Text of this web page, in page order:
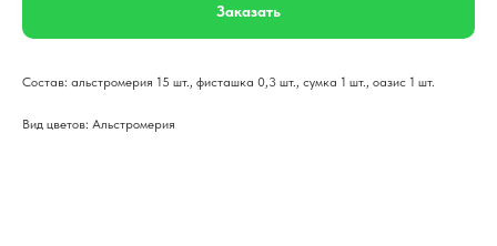
Заказать
Состав: альстромерия 15 шт., фисташка 0,3 шт., сумка 1 шт., оазис 1 шт.
Вид цветов: Альстромерия